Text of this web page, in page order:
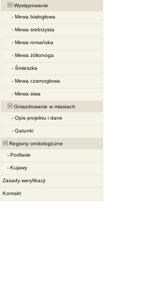
Występowanie
- Mewa białogłowa
- Mewa srebrzysta
- Mewa romańska
- Mewa żółtonoga
- Śmieszka
- Mewa czarnogłowa
- Mewa siwa
Gniazdowanie w miastach
- Opis projektu i dane
- Gatunki
Regiony ornitologiczne
- Podlasie
- Kujawy
Zasady weryfikacji
Kontakt